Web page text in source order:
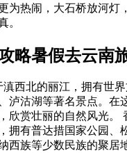
为热闹，大石桥放河灯
。
略暑假去云南
滇西北的丽江，拥有世
泸沽湖等著名景点。在
欣赏壮丽的自然风光。
拥有普达措国家公园、
西族等少数民族的聚居